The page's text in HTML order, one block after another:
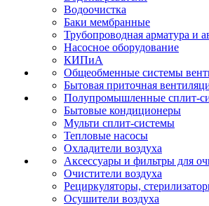
Водоочистка
Баки мембранные
Трубопроводная арматура и
Насосное оборудование
КИПиА
Общеобменные системы
Бытовая приточная
Полупромышленные сплит-
Бытовые кондиционеры
Мульти сплит-системы
Тепловые насосы
Охладители воздуха
Аксессуары и фильтры для
Очистители воздуха
Рециркуляторы,
Осушители воздуха